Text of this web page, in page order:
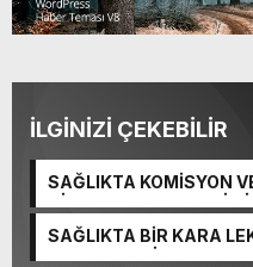
İLGİNİZİ ÇEKEBİLİR
SAĞLIKTA KOMİSYON
NİHAT URUÇ VE SEMİH
VURGUNU!
SAĞLIKTA BİR KARA
MERKEZLERİ VE